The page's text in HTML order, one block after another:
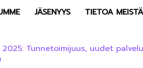
JÄSENYYS TIETOA MEISTÄ
2025: Tunnetoimijuus, uudet